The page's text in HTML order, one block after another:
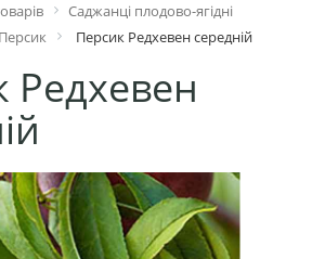
Саджанці плодово-ягідні
Персик Персик Редхевен середній
Редхевен